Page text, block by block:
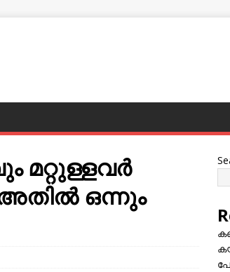
മറ്റുള്ളവര്‍
ഒന്നും